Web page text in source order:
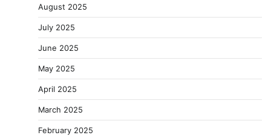
August 2025
July 2025
June 2025
May 2025
April 2025
March 2025
February 2025